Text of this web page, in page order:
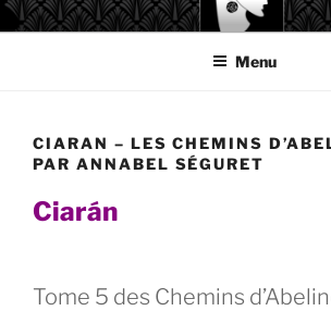
Aller
au
GAELIS ÉDITIONS
Menu
CIARAN – LES CHEMINS
PAR ANNABEL SÉGURET
Ciarán
Tome 5 des Chemins